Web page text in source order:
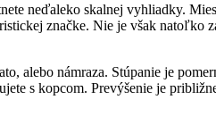
neďaleko skalnej vyhliadky.
značke. Nie je však natoľko
alebo námraza. Stúpanie je
s kopcom. Prevýšenie je